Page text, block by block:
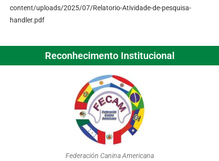
content/uploads/2025/07/Relatorio-Atividade-de-pesquisa-
handler.pdf
Reconhecimento Institucional
Federación Canina Americana